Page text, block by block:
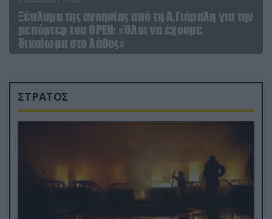
Ξέπλυμα της ανοησίας από τη Α.Γιάμαλη για την
ρεπόρτερ του ΟΡΕΝ: «Όλοι να έχουμε
δικαίωμα στο λάθος»
ΣΤΡΑΤΟΣ